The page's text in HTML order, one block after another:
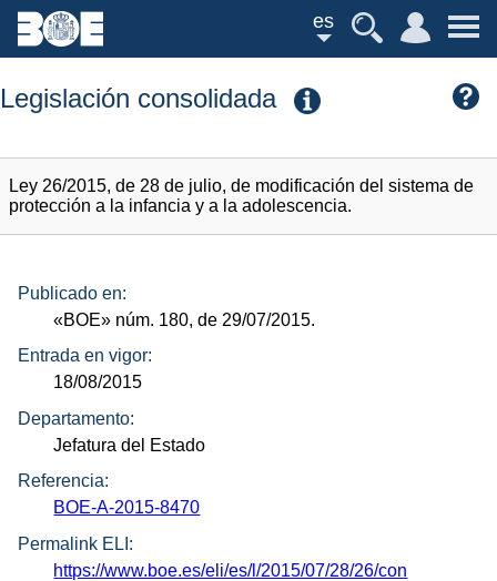
es
Legislación consolidada
Ley 26/2015, de 28 de julio, de modificación del sistema de
protección a la infancia y a la adolescencia.
Publicado en:
«BOE» núm. 180, de 29/07/2015.
Entrada en vigor:
18/08/2015
Departamento:
Jefatura del Estado
Referencia:
BOE-A-2015-8470
Permalink ELI:
https://www.boe.es/eli/es/l/2015/07/28/26/con